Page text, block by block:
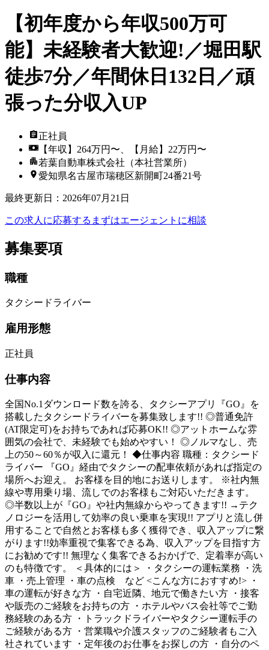
【初年度から年収500万可
能】未経験者大歓迎!／堀田駅
徒歩7分／年間休日132日／頑
張った分収入UP
正社員
【年収】264万円〜、【月給】22万円〜
若葉自動車株式会社（本社営業所）
愛知県名古屋市瑞穂区新開町24番21号
最終更新日 ： 2026年07月21日
この求人に応募する まずはエージェントに相談
募集要項
職種
タクシードライバー
雇用形態
正社員
仕事内容
全国No.1ダウンロード数を誇る、タクシーアプリ『GO』を
搭載したタクシードライバーを募集致します!! ◎普通免許
(AT限定可)をお持ちであれば応募OK!! ◎アットホームな雰
囲気の会社で、未経験でも始めやすい！ ◎ノルマなし、売
上の50～60％が収入に還元！ ◆仕事内容 職種：タクシード
ライバー 『GO』経由でタクシーの配車依頼があれば指定の
場所へお迎え。 お客様を目的地にお送りします。 ※社内無
線や専用乗り場、流しでのお客様もご対応いただきます。
◎半数以上が『GO』や社内無線からやってきます!! →テク
ノロジーを活用して効率の良い乗車を実現!! アプリと流し併
用することで自然とお客様も多く獲得でき、収入アップに繋
がります!!効率重視で集客できる為、収入アップを目指す方
にお勧めです!! 無理なく集客できるおかげで、定着率が高い
のも特徴です。 ＜具体的には＞ ・タクシーの運転業務 ・洗
車 ・売上管理 ・車の点検 など <こんな方におすすめ!> ・
車の運転が好きな方 ・自宅近隣、地元で働きたい方 ・接客
や販売のご経験をお持ちの方 ・ホテルやバス会社等でご勤
務経験のある方 ・トラックドライバーやタクシー運転手の
ご経験がある方 ・営業職や介護スタッフのご経験者もご入
社されています ・定年後のお仕事をお探しの方 ・自分のペ